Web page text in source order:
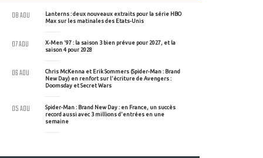
Lanterns : deux nouveaux extraits pour la série HBO
Max sur les matinales des Etats-Unis
08 AOU
X-Men '97 : la saison 3 bien prévue pour 2027, et la
saison 4 pour 2028
07 AOU
Chris McKenna et Erik Sommers (Spider-Man : Brand
New Day) en renfort sur l'écriture de Avengers :
Doomsday et Secret Wars
06 AOU
Spider-Man : Brand New Day : en France, un succès
record aussi avec 3 millions d'entrées en une
semaine
05 AOU